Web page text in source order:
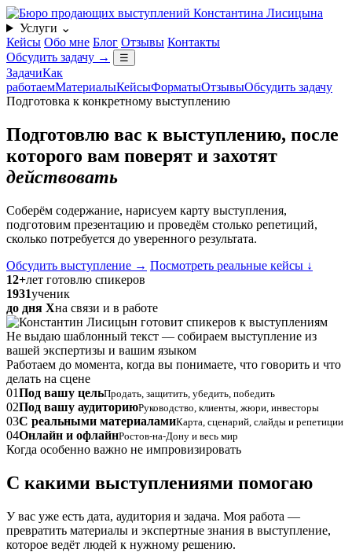
Услуги ⌄
Кейсы Обо мне Блог Отзывы Контакты
Обсудить задачу → ☰
ЗадачиКак
работаемМатериалыКейсыФорматыОтзывыОбсудить задачу
Подготовка к конкретному выступлению
Подготовлю вас к выступлению, после
которого вам поверят и захотят
действовать
Соберём содержание, нарисуем карту выступления,
подготовим презентацию и проведём столько репетиций,
сколько потребуется до уверенного результата.
Обсудить выступление → Посмотреть реальные кейсы ↓
12+лет готовлю спикеров
1931ученик
до дня Хна связи и в работе
Не выдаю шаблонный текст — собираем выступление из
вашей экспертизы и вашим языком
Работаем до момента, когда вы понимаете, что говорить и что
делать на сцене
01Под вашу цельПродать, защитить, убедить, победить
02Под вашу аудиториюРуководство, клиенты, жюри, инвесторы
03С реальными материаламиКарта, сценарий, слайды и репетиции
04Онлайн и офлайнРостов-на-Дону и весь мир
Когда особенно важно не импровизировать
С какими выступлениями помогаю
У вас уже есть дата, аудитория и задача. Моя работа —
превратить материалы и экспертные знания в выступление,
которое ведёт людей к нужному решению.